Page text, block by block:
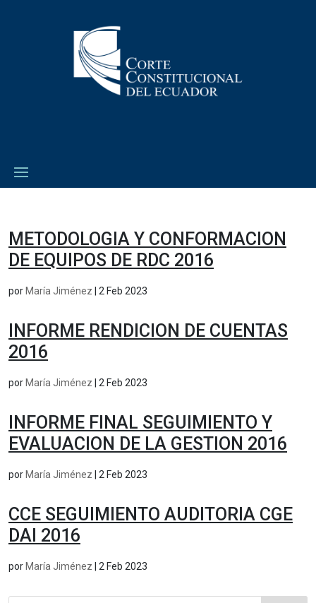
METODOLOGIA Y CONFORMACION
DE EQUIPOS DE RDC 2016
por María Jiménez 2 Feb 2023
INFORME RENDICION DE CUENTAS
2016
por María Jiménez 2 Feb 2023
INFORME FINAL SEGUIMIENTO Y
EVALUACION DE LA GESTION 2016
por María Jiménez 2 Feb 2023
CCE SEGUIMIENTO AUDITORIA CGE
DAI 2016
por María Jiménez 2 Feb 2023